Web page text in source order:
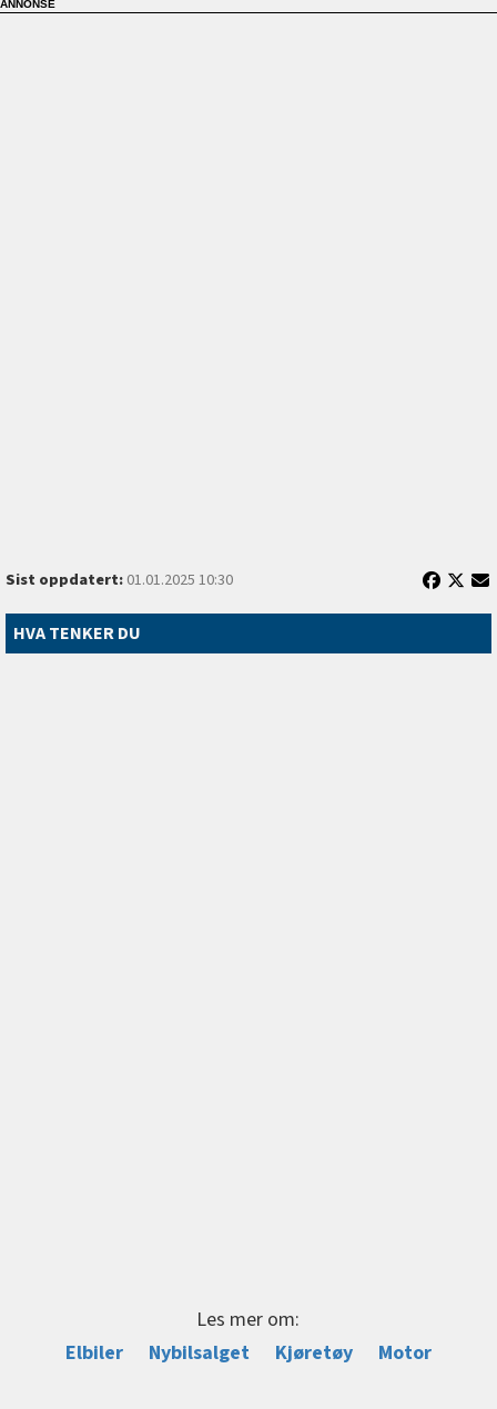
Sist oppdatert:01.01.2025 10:30
HVA TENKER DU
Les mer om:
Elbiler
Nybilsalget Kjøretøy Motor